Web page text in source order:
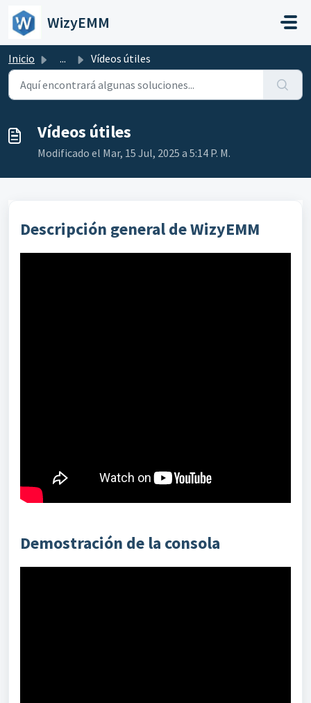
Saltar al contenido principal
WizyEMM
Inicio ... Vídeos útiles
Vídeos útiles
Modificado el Mar, 15 Jul, 2025 a 5:14 P. M.
Descripción general de WizyEMM
Demostración de la consola